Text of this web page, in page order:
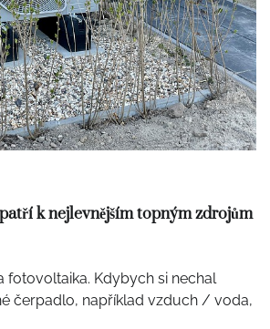
k nejlevnějším topným zdrojům
fotovoltaika. Kdybych si nechal
čerpadlo, například vzduch / voda,